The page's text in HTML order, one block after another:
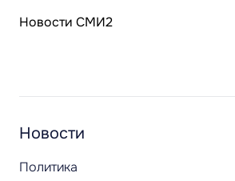
Новости СМИ2
Новости
Политика